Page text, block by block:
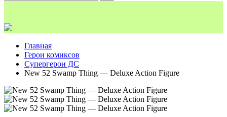
Главная
Герои комиксов
Супергерои ДС
New 52 Swamp Thing — Deluxe Action Figure